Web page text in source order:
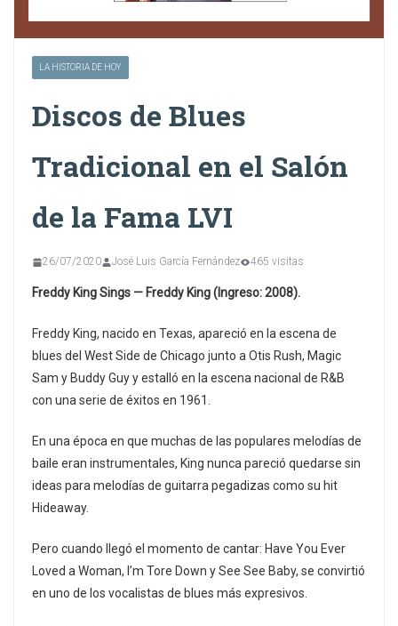
LA HISTORIA DE HOY
Discos de Blues
Tradicional en el Salón
de la Fama LVI
26/07/2020 José Luis García Fernández 465 visitas
Freddy King Sings — Freddy King (Ingreso: 2008).
Freddy King, nacido en Texas, apareció en la escena de
blues del West Side de Chicago junto a Otis Rush, Magic
Sam y Buddy Guy y estalló en la escena nacional de R&B
con una serie de éxitos en 1961.
En una época en que muchas de las populares melodías de
baile eran instrumentales, King nunca pareció quedarse sin
ideas para melodías de guitarra pegadizas como su hit
Hideaway.
Pero cuando llegó el momento de cantar: Have You Ever
Loved a Woman, I’m Tore Down y See See Baby, se convirtió
en uno de los vocalistas de blues más expresivos.